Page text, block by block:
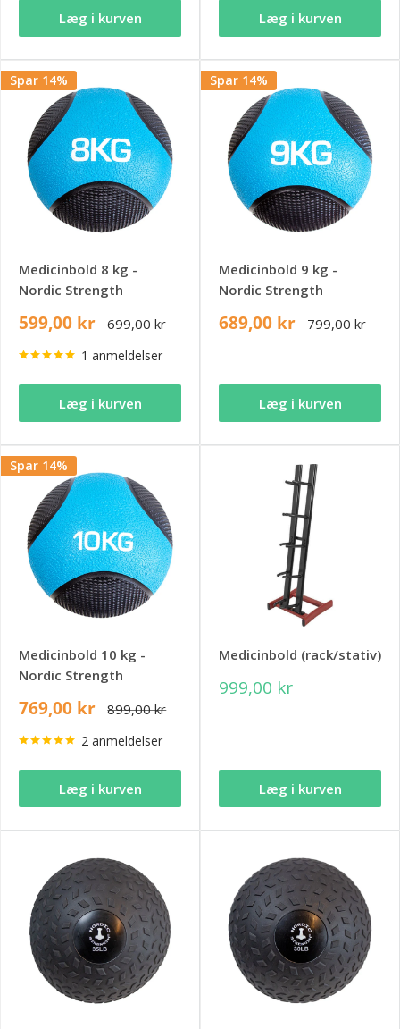
Læg i kurven Læg i kurven
Spar 14%
Medicinbold 8 kg -
Nordic Strength
599,00 kr 699,00 kr
1 anmeldelser
Læg i kurven
Spar 14%
Medicinbold 9 kg -
Nordic Strength
689,00 kr 799,00 kr
Læg i kurven
Spar 14%
Medicinbold 10 kg -
Nordic Strength
769,00 kr 899,00 kr
2 anmeldelser
Læg i kurven
Medicinbold (rack/stativ)
999,00 kr
Læg i kurven